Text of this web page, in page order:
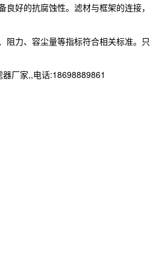
好的抗腐蚀性。滤材与框架的连接，
阻力、容尘量等指标符合相关标准。只
厂家,,电话:18698889861